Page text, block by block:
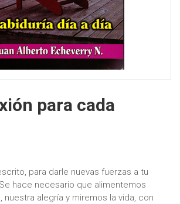
para cada
para darle nuevas fuerzas a tu
hace necesario que alimentemos
nuestra alegría y miremos la vida, con